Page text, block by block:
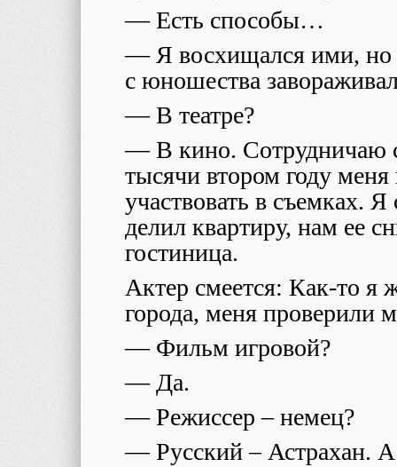
— Есть способы…
— Я восхищался ими, но
с юношества
— В театре?
— В кино. Сотрудничаю
тысячи втором году
участвовать в съемках.
делил квартиру, нам ее
гостиница.
Актер смеется: Как-то я
города, меня проверили
— Фильм игровой?
— Да.
— Режиссер – немец?
— Русский – Астрахан. А